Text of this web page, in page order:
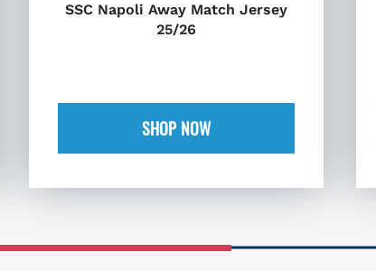
SSC Napoli Away Match Jersey
25/26
SHOP NOW